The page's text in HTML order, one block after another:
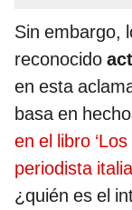
Sin embargo,
reconocido
en esta
basa en
en el libro
periodista
¿quién es el